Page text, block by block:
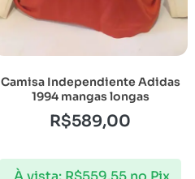
Camisa Independiente Adidas
1994 mangas longas
R$589,00